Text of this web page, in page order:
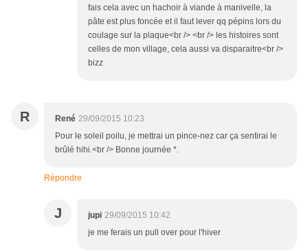
fais cela avec un hachoir à viande à manivelle, la
pâte est plus foncée et il faut lever qq pépins lors du
coulage sur la plaque<br /> <br /> les histoires sont
celles de mon village, cela aussi va disparaitre<br />
bizz
R René 29/09/2015 10:23
Pour le soleil poilu, je mettrai un pince-nez car ça sentirai le
brûlé hihi.<br /> Bonne journée *.
Répondre
J jupi 29/09/2015 10:42
je me ferais un pull over pour l'hiver